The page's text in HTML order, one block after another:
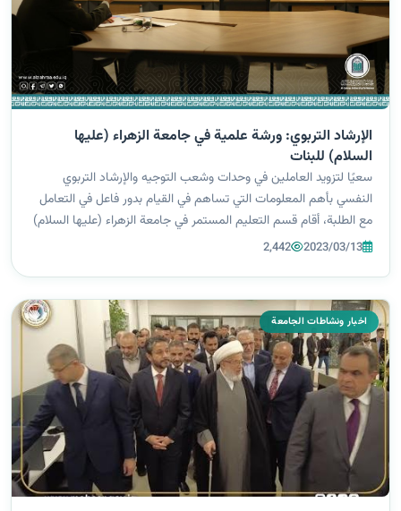
الإرشاد التربوي: ورشة علمية في جامعة الزهراء (عليها
السلام) للبنات
سعيًا لتزويد العاملين في وحدات وشعب التوجيه والإرشاد التربوي
النفسي بأهم المعلومات التي تساهم في القيام بدور فاعل في التعامل
مع الطلبة، أقام قسم التعليم المستمر في جامعة الزهراء (عليها السلام)
للبنات بالتعاون مع كلية الكوت الجامعة ورشة علمية بعنوان: (الإرشاد
2023/03/13
2,442
اخبار ونشاطات الجامعة